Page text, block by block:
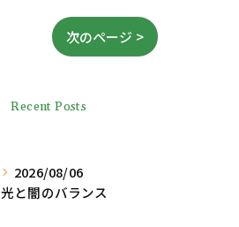
次のページ >
Recent Posts
2026/08/06
光と闇のバランス